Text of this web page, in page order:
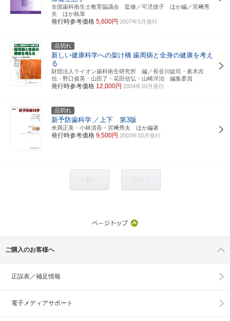
全国歯科衛生士教育協議会 監修／可児徳子 ほか編／宮﨑秀
夫 ほか執筆
発行時参考価格 5,600円 2007年5月発行
品切れ
新しい健康科学への架け橋 歯周病と全身の健康を考え
る
財団法人ライオン歯科衛生研究所 編／長谷川紘司・眞木吉
信・野口俊英・山田了・花田信弘・山崎洋治 編集委員
発行時参考価格 12,000円 2004年10月発行
品切れ
新予防歯科学 ／上下 第3版
米満正美・小林清吾・宮﨑秀夫 ほか編著
発行時参考価格 9,500円 2003年10月発行
ご購入のお客様へ
正誤表／補足情報
電子メディアサポート